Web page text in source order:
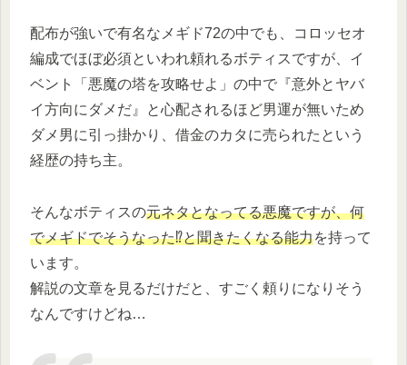
配布が強いで有名なメギド72の中でも、コロッセオ
編成でほぼ必須といわれ頼れるボティスですが、イ
ベント「悪魔の塔を攻略せよ」の中で『意外とヤバ
イ方向にダメだ』と心配されるほど男運が無いため
ダメ男に引っ掛かり、借金のカタに売られたという
経歴の持ち主。
そんなボティスの元ネタとなってる悪魔ですが、何
でメギドでそうなった⁉と聞きたくなる能力を持って
います。
解説の文章を見るだけだと、すごく頼りになりそう
なんですけどね…